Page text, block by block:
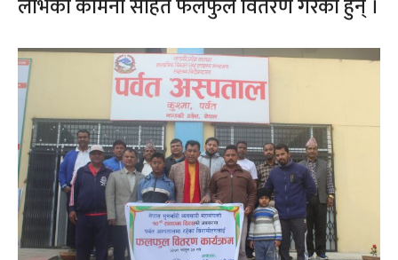
लाभको कामना सहित फलफुल वितरण गरेका हुन् ।